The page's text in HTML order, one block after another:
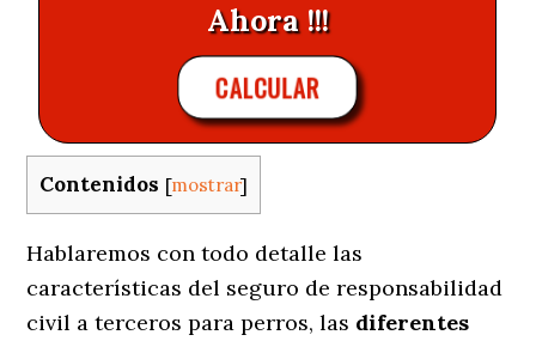
Ahora !!!
CALCULAR
Contenidos [mostrar]
Hablaremos con todo detalle las
características del seguro de responsabilidad
civil a terceros para perros, las diferentes